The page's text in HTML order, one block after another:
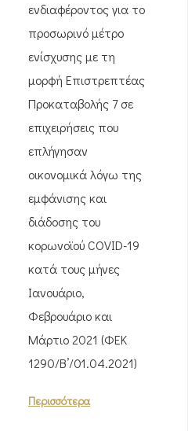
ενδιαφέροντος για το
προσωρινό μέτρο
ενίσχυσης με τη
μορφή Επιστρεπτέας
Προκαταβολής 7 σε
επιχειρήσεις που
επλήγησαν
οικονομικά λόγω της
εμφάνισης και
διάδοσης του
κορωνοϊού COVID-19
κατά τους μήνες
Ιανουάριο,
Φεβρουάριο και
Μάρτιο 2021 (ΦΕΚ
1290/Β’/01.04.2021)
Περισσότερα